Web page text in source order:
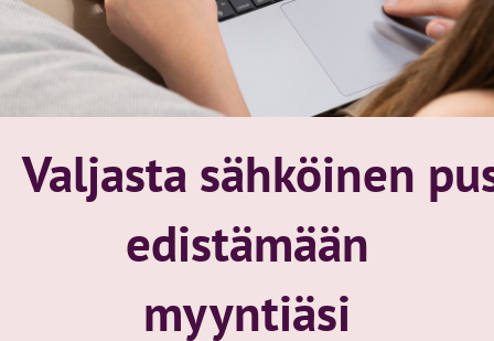
Valjasta sähköinen
edistämään
myyntiäsi